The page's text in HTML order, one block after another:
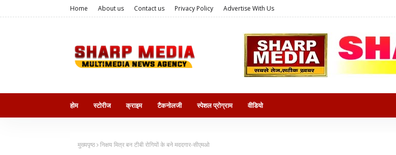
Home About us Contact us Privacy Policy Advertise With Us
होम स्टोरीज क्राइम टैकनोलजी स्पेशल प्रोग्राम वीडियो
मुख्यपृष्ठ निक्षय मित्र बन टीबी रोगियों के बने मददगार-सीएमओ